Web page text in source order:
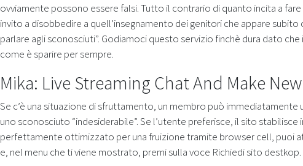
ovviamente possono essere falsi. Tutto il contrario di quanto incita a
invito a disobbedire a quell’insegnamento dei genitori che appare
parlare agli sconosciuti”. Godiamoci questo servizio finchè dura dato
come è sparire per sempre.
Mika: Live Streaming Chat And Make
Se c’è una situazione di sfruttamento, un membro può
uno sconosciuto “indesiderabile”. Se l’utente preferisce, il sito
perfettamente ottimizzato per una fruizione tramite browser cell, puoi
e, nel menu che ti viene mostrato, premi sulla voce Richiedi sito destkop.